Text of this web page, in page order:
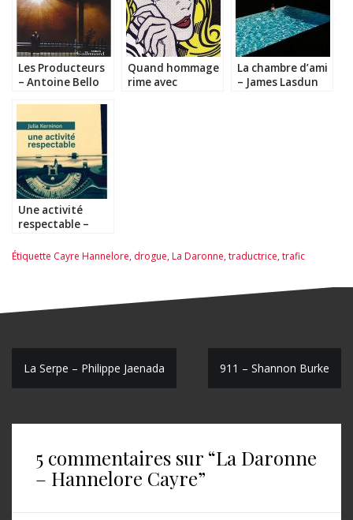
Les Producteurs
– Antoine Bello
Quand hommage
rime avec
La chambre d’ami
– James Lasdun
Une activité
respectable –
Étiquette Cayre Hannelore, drogue,La Daronne,traductrice,trafic
N
v
La Serpe – Philippe Jaenada 911 – Shannon Burke
5 commentaires sur “La Daronne
– Hannelore Cayre”